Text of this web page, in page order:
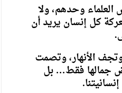
وحدهم، ولا
كل إنسان يريد أن
الأنهار، وتصمت
جمالها فقط… بل